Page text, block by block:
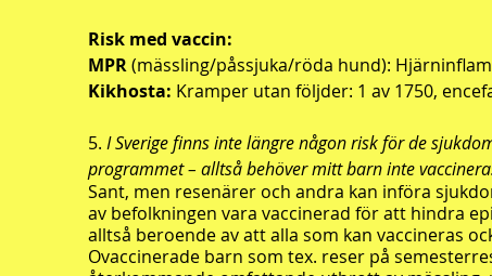
Risk med vaccin:
MPR(mässling/påssjuka/röda hund):
Kikhosta: Kramper utan följder: 1 av 1750,
5. I Sverige finns inte längre någon risk för de
programmet – alltså behöver mitt barn inte
Sant, men resenärer och andra kan införa
av befolkningen vara vaccinerad för att hindra
alltså beroende av att alla som kan vaccineras
Ovaccinerade barn som tex. reser på